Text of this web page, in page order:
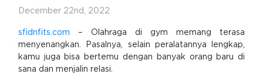
December 22nd, 2022
sfidnfits.com – Olahraga di gym memang terasa
menyenangkan. Pasalnya, selain peralatannya lengkap,
kamu juga bisa bertemu dengan banyak orang baru di
sana dan menjalin relasi.